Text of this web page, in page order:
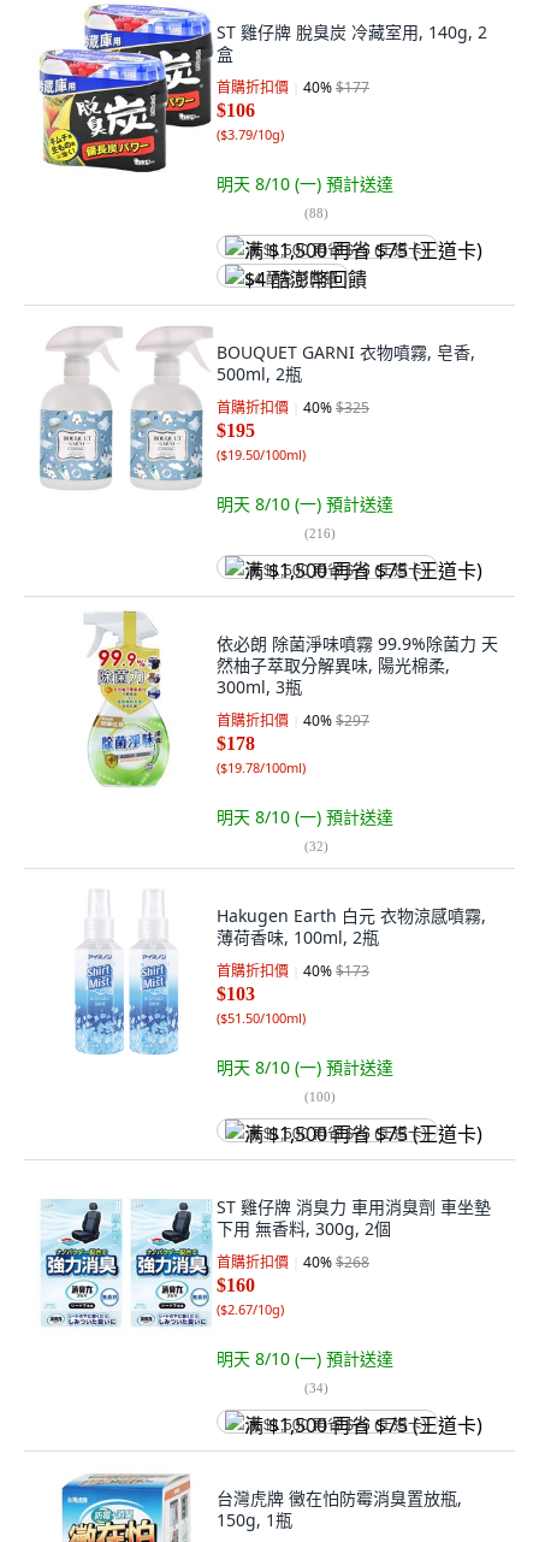
ST 雞仔牌 脫臭炭 冷藏室用, 140g, 2
盒
首購折扣價 40%$177
$106
($3.79/10g)
明天 8/10 (一) 預計送達
(88)
满 $1,500 再省 $75 (王道卡)
$4 酷澎幣回饋
BOUQUET GARNI 衣物噴霧, 皂香,
500ml, 2瓶
首購折扣價 40%$325
$195
($19.50/100ml)
明天 8/10 (一) 預計送達
(216)
满 $1,500 再省 $75 (王道卡)
依必朗 除菌淨味噴霧 99.9%除菌力 天
然柚子萃取分解異味, 陽光棉柔,
300ml, 3瓶
首購折扣價 40%$297
$178
($19.78/100ml)
明天 8/10 (一) 預計送達
(32)
Hakugen Earth 白元 衣物涼感噴霧,
薄荷香味, 100ml, 2瓶
首購折扣價 40%$173
$103
($51.50/100ml)
明天 8/10 (一) 預計送達
(100)
满 $1,500 再省 $75 (王道卡)
ST 雞仔牌 消臭力 車用消臭劑 車坐墊
下用 無香料, 300g, 2個
首購折扣價 40%$268
$160
($2.67/10g)
明天 8/10 (一) 預計送達
(34)
满 $1,500 再省 $75 (王道卡)
台灣虎牌 黴在怕防霉消臭置放瓶,
150g, 1瓶